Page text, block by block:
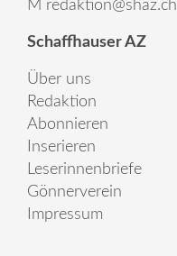
M redaktion@shaz.ch
Schaffhauser AZ
Über uns
Redaktion
Abonnieren
Inserieren
Leserinnenbriefe
Gönnerverein
Impressum